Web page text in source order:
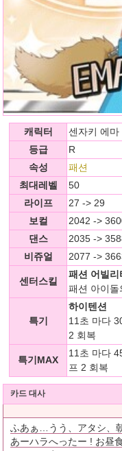
캐릭터
센자키 에마
등급
R
속성
패션
최대레벨
50
라이프
27 -> 29
보컬
2042 ->
댄스
2035 ->
비쥬얼
2077 ->
센터스킬
패션 어빌리
패션 아이
특기
하이텐션
11초 마다
2 회복
특기MAX
11초 마다
프 2 회복
카드 대사
ふあぁ…うう、アタシ、
あーハラへったー ! お昼